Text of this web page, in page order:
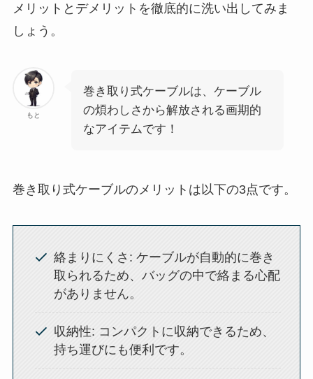
メリットとデメリットを徹底的に洗い出してみま
しょう。
もと
巻き取り式ケーブルは、ケーブル
の煩わしさから解放される画期的
なアイテムです！
巻き取り式ケーブルのメリットは以下の3点です。
絡まりにくさ: ケーブルが自動的に巻き
取られるため、バッグの中で絡まる心配
がありません。
収納性: コンパクトに収納できるため、
持ち運びにも便利です。